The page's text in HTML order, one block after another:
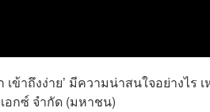
าถึงง่าย’ มีความน่าสนใจอย่างไร
อกซ์ จำกัด (มหาชน)